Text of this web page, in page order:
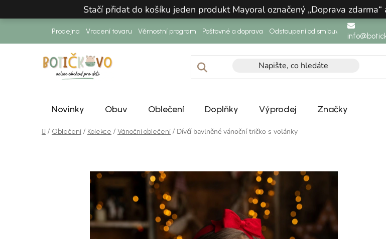
Stačí přidat do košíku jeden produkt Mayoral označený „Doprava
Prodejna Vracení tovaru Věrnostní program Poštovné a doprava Odstoupení od smlouvy
Novinky Obuv Oblečení Doplňky Výprodej Značky
Domů
/ Oblečení / Kolekce / Vánoční oblečení / Dívčí bavlněné vánoční tričko s volánky